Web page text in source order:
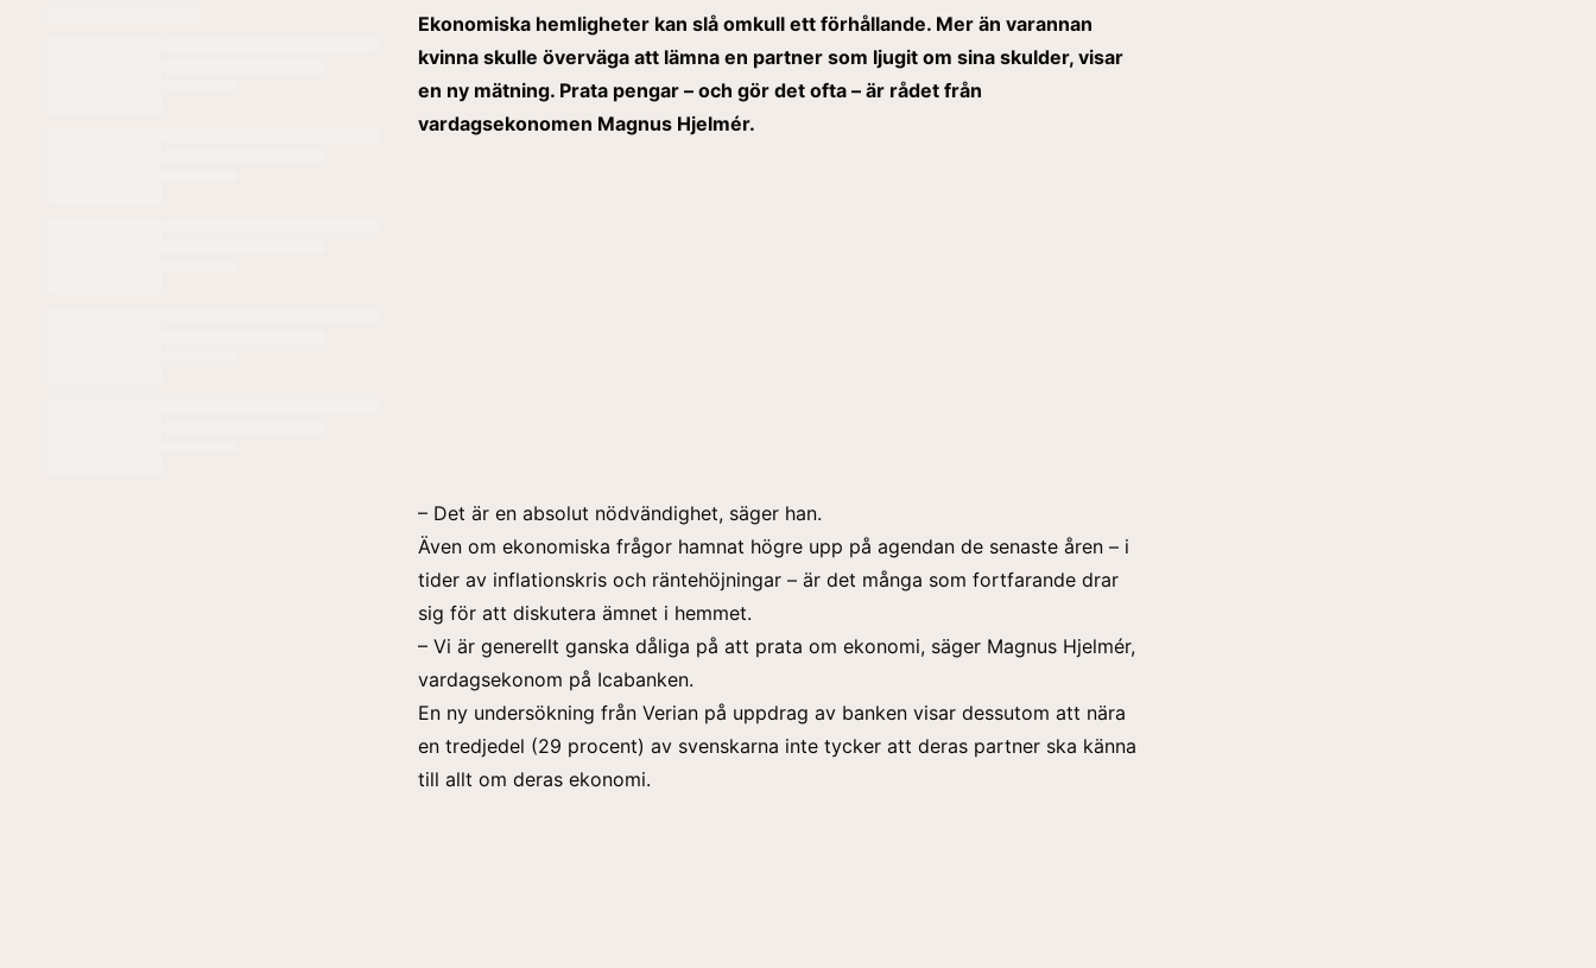
Ekonomiska hemligheter kan slå omkull ett förhållande. Mer än varannan
kvinna skulle överväga att lämna en partner som ljugit om sina skulder, visar
en ny mätning. Prata pengar – och gör det ofta – är rådet från
vardagsekonomen Magnus Hjelmér.
– Det är en absolut nödvändighet, säger han.
Även om ekonomiska frågor hamnat högre upp på agendan de senaste åren – i
tider av inflationskris och räntehöjningar – är det många som fortfarande drar
sig för att diskutera ämnet i hemmet.
– Vi är generellt ganska dåliga på att prata om ekonomi, säger Magnus Hjelmér,
vardagsekonom på Icabanken.
En ny undersökning från Verian på uppdrag av banken visar dessutom att nära
en tredjedel (29 procent) av svenskarna inte tycker att deras partner ska känna
till allt om deras ekonomi.